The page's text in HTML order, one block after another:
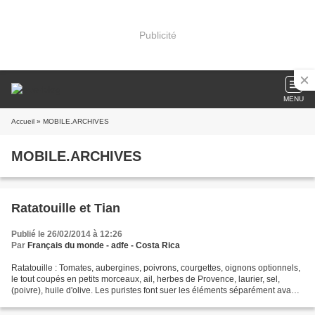
Publicité
MENU
Accueil » MOBILE.ARCHIVES
MOBILE.ARCHIVES
Ratatouille et Tian
Publié le 26/02/2014 à 12:26
Par Français du monde - adfe - Costa Rica
Ratatouille : Tomates, aubergines, poivrons, courgettes, oignons optionnels,
le tout coupés en petits morceaux, ail, herbes de Provence, laurier, sel,
(poivre), huile d'olive. Les puristes font suer les éléments séparément avant